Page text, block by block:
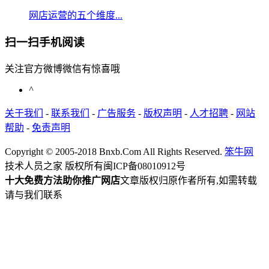
网店运营的五个维度...
扫一扫手机阅读
关注官方微博微信有惊喜哦
^
关于我们 - 联系我们 - 广告服务 - 版权声明 - 人才招聘 - 网站
帮助 - 免责声明
Copyright © 2005-2018 Bnxb.Com All Rights Reserved. 笨牛网
技术人员之家 版权所有闽ICP备08010912号
十大免费方法助你推广网店文章版权归原作者所有,如需转载
请与我们联系